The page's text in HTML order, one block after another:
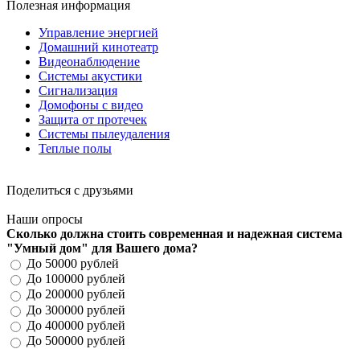
Полезная информация
Управление энергией
Домашний кинотеатр
Видеонаблюдение
Системы акустики
Сигнализация
Домофоны с видео
Защита от протечек
Системы пылеудаления
Теплые полы
Поделиться с друзьями
Наши опросы
Сколько должна стоить современная и надежная система
"Умный дом" для Вашего дома?
До 50000 рублей
До 100000 рублей
До 200000 рублей
До 300000 рублей
До 400000 рублей
До 500000 рублей